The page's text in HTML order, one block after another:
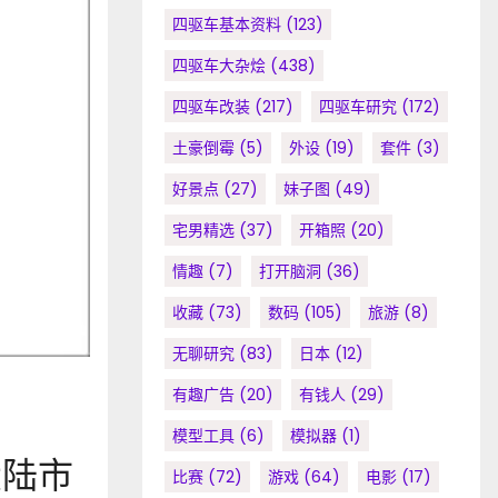
市
四驱车基本资料 (123)
四驱车大杂烩 (438)
四驱车改装 (217) 四驱车研究 (172)
土豪倒霉 (5) 外设 (19) 套件 (3)
好景点 (27) 妹子图 (49)
宅男精选 (37) 开箱照 (20)
情趣 (7) 打开脑洞 (36)
收藏 (73) 数码 (105) 旅游 (8)
无聊研究 (83) 日本 (12)
有趣广告 (20) 有钱人 (29)
模型工具 (6) 模拟器 (1)
比赛 (72) 游戏 (64) 电影 (17)